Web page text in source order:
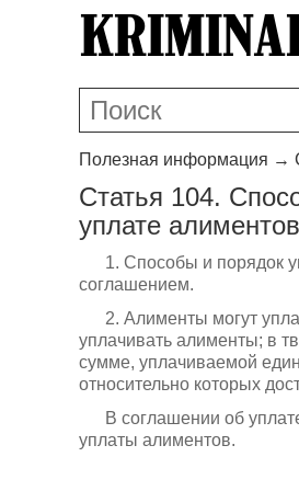
Полезная информация →
Статья 104.
уплате алиментов
1. Способы и порядок
соглашением.
2. Алименты могут
уплачивать алименты; в
сумме, уплачиваемой
относительно которых
В соглашении об
уплаты алиментов.